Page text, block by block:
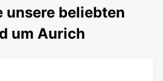
unsere beliebten
um Aurich